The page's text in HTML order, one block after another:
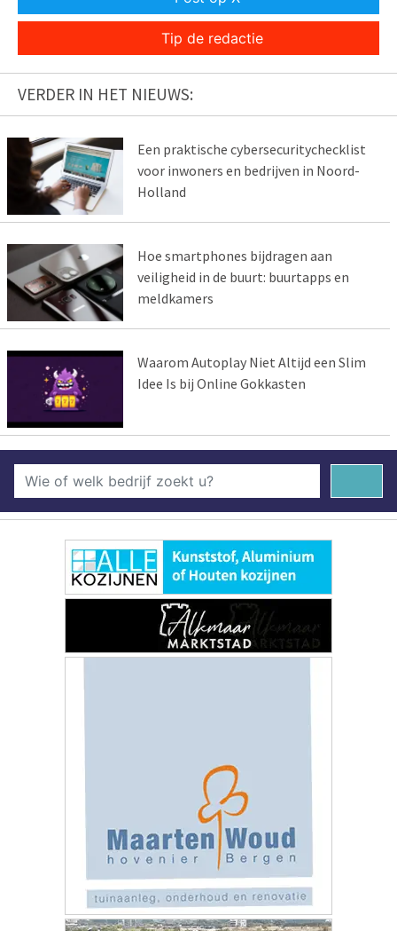
Tip de redactie
VERDER IN HET NIEUWS:
Een praktische cybersecuritychecklist
voor inwoners en bedrijven in Noord-
Holland
Hoe smartphones bijdragen aan
veiligheid in de buurt: buurtapps en
meldkamers
Waarom Autoplay Niet Altijd een Slim
Idee Is bij Online Gokkasten